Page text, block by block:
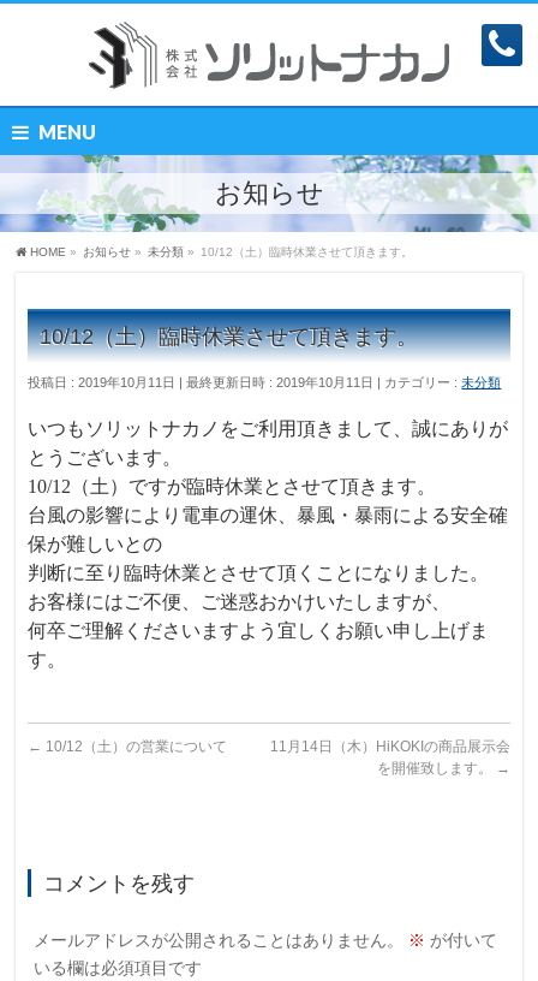
MENU
お知らせ
HOME » お知らせ » 未分類 » 10/12（土）臨時休業させて頂きます。
10/12（土）臨時休業させて頂きます。
投稿日 : 2019年10月11日 最終更新日時 : 2019年10月11日 カテゴリー :未分類
いつもソリットナカノをご利用頂きまして、誠にありが
とうございます。
10/12（土）ですが臨時休業とさせて頂きます。
台風の影響により電車の運休、暴風・暴雨による安全確
保が難しいとの
判断に至り 臨時休業とさせて頂くことになりました。
お客様にはご不便、ご迷惑おかけいたしますが、
何卒ご理解くださいますよう宜しくお願い申し上げま
す。
← 10/12（土）の営業について
11月14日（木）HiKOKIの商品展示会
を開催致します。
→
コメントを残す
メールアドレスが公開されることはありません。 ※ が付いて
いる欄は必須項目です